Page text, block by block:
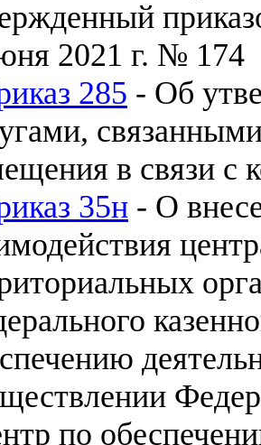
2021 г. № 174
285 - Об
в связи с
35н - О
по